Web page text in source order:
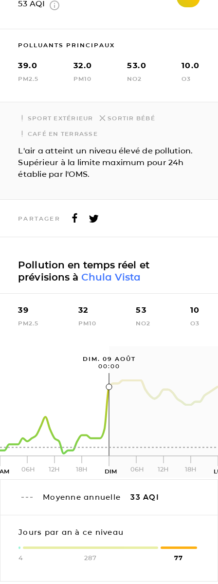
53 AQI
POLLUANTS PRINCIPAUX
39.0
PM2.5
32.0
PM10
53.0
NO2
10.0
O3
SPORT EXTÉRIEUR SORTIR BÉBÉ
CAFÉ EN TERRASSE
L'air a atteint un niveau élevé de pollution.
Supérieur à la limite maximum pour 24h
établie par l'OMS.
PARTAGER
Pollution en temps réel et
prévisions à Chula Vista
39
PM2.5
32
PM10
53
NO2
10
O3
DIM. 09 AOÛT
00:00
06H 12H 18H DIM 06H 12H 18H
Moyenne annuelle 33 AQI
Jours par an à ce niveau
4 287 77